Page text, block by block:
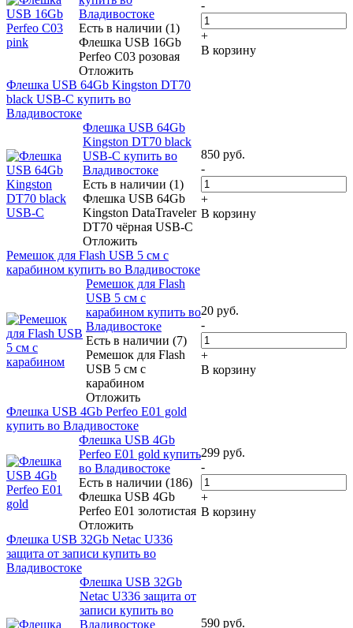
Владивостоке
Есть в наличии (1)
Флешка USB 16Gb
Perfeo C03 розовая
Отложить
-
+
В корзину
Флешка USB 64Gb Kingston DT70
black USB-C купить во
Владивостоке
Флешка USB 64Gb
Kingston DT70 black
USB-C купить во
Владивостоке
Есть в наличии (1)
Флешка USB 64Gb
Kingston DataTraveler
DT70 чёрная USB-C
Отложить
850 руб.
-
+
В корзину
Ремешок для Flash USB 5 см с
карабином купить во Владивостоке
Ремешок для Flash
USB 5 см с
карабином купить во
Владивостоке
Есть в наличии (7)
Ремешок для Flash
USB 5 см с
карабином
Отложить
20 руб.
-
+
В корзину
Флешка USB 4Gb Perfeo E01 gold
купить во Владивостоке
Флешка USB 4Gb
Perfeo E01 gold купить
во Владивостоке
Есть в наличии (186)
Флешка USB 4Gb
Perfeo E01 золотистая
Отложить
299 руб.
-
+
В корзину
Флешка USB 32Gb Netac U336
защита от записи купить во
Владивостоке
Флешка USB 32Gb
Netac U336 защита от
записи купить во
Владивостоке
590 руб.